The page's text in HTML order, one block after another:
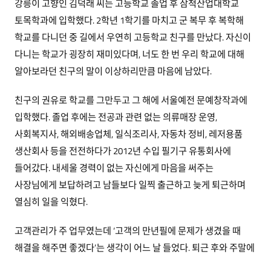
강릉이 고향인 김덕래 씨는 고등학교 졸업 후 삼척산업대학교
토목학과에 입학했다. 2학년 1학기를 마치고 군 복무 후 복학해
학교를 다니던 중 길에서 우연히 고등학교 친구를 만났다. 자신이
다니는 학교가 굉장히 재미있다며, 너도 한 번 우리 학교에 대해
알아보라던 친구의 말이 이상하리만큼 마음에 남았다.
친구의 권유로 학교를 그만두고 그 해에 서울예전 문예창작과에
입학했다. 졸업 후에는 전공과 관련 없는 의류매장 운영,
사회복지사, 해외배송업체, 일식조리사, 자동차 정비, 레저용품
생산회사 등을 전전하다가 2012년 수입 필기구 유통회사에
들어갔다. 내세울 경력이 없는 자신에게 마음을 써주는
사장님에게 보답하려고 남들보다 일찍 출근하고 늦게 퇴근하며
열심히 일을 익혔다.
고객관리가 주 업무였는데 ‘고객의 만년필에 문제가 생겼을 때
해결을 해주면 좋겠다’는 생각이 어느 날 들었다. 퇴근 후와 주말에